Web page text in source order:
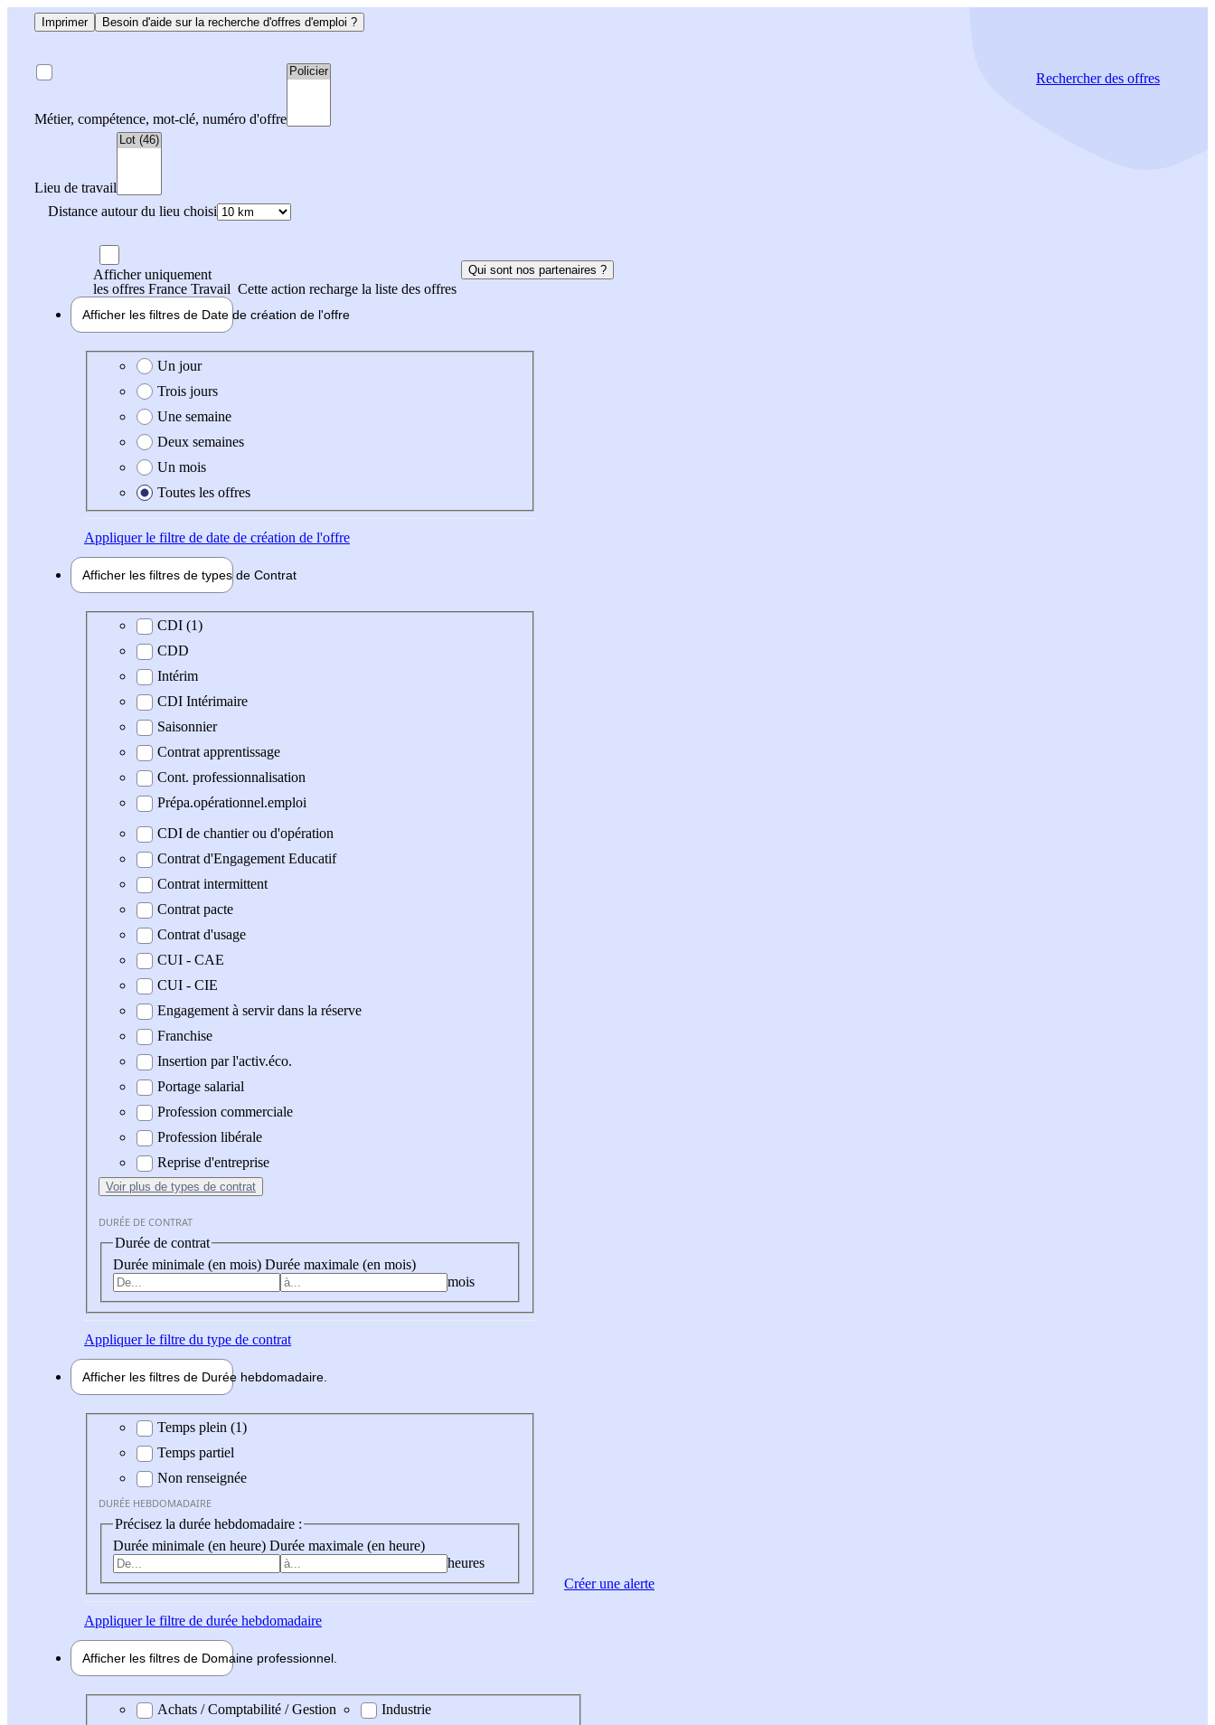
Imprimer Besoin d'aide sur la recherche d'offres d'emploi ?
Métier, compétence, mot-clé, numéro d'offre
Lieu de travail
Distance autour du lieu choisi
Rechercherdes offres
Afficher uniquement
les offres France Travail Cette action recharge la liste des offres
Qui sont nos partenaires ?
Afficher les filtres de Date de création de l'offre
Date de création de l'offre
Un jour
Trois jours
Une semaine
Deux semaines
Un mois
Toutes les offres
Appliquerle filtre de date de création de l'offre
Afficher les filtres de types de Contrat
Type de contrat
CDI (1)
CDD
Intérim
CDI Intérimaire
Saisonnier
Contrat apprentissage
Cont. professionnalisation
Prépa.opérationnel.emploi
CDI de chantier ou d'opération
Contrat d'Engagement Educatif
Contrat intermittent
Contrat pacte
Contrat d'usage
CUI - CAE
CUI - CIE
Engagement à servir dans la réserve
Franchise
Insertion par l'activ.éco.
Portage salarial
Profession commerciale
Profession libérale
Reprise d'entreprise
Voir plus de types de contrat
DURÉE DE CONTRAT
Durée de contrat
Durée minimale (en mois) Durée maximale (en mois)
mois
Appliquerle filtre du type de contrat
Afficher les filtres de Durée hebdomadaire
Durée hebdomadaire
Temps plein (1)
Temps partiel
Non renseignée
DURÉE HEBDOMADAIRE
Précisez la durée hebdomadaire :
Durée minimale (en heure) Durée maximale (en heure)
heures
Appliquerle filtre de durée hebdomadaire
Afficher les filtres de Domaine professionnel
Domaine professionel
Achats / Comptabilité / Gestion
Industrie
Créer une alerte